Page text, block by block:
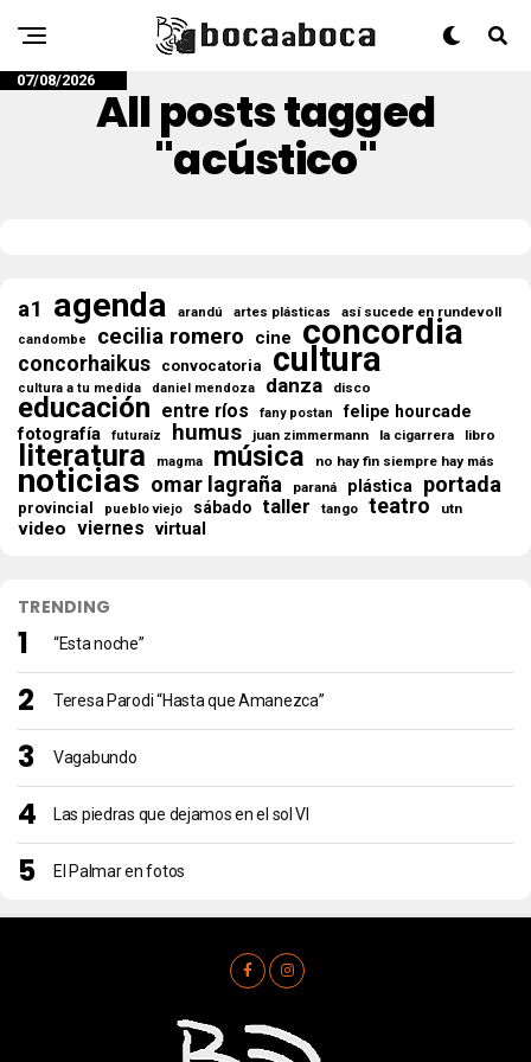
07/08/2026
All posts tagged
"acústico"
a1 agenda arandú artes plásticas así sucede en rundevoll
candombe cecilia romero cine concordia
concorhaikus convocatoria cultura
cultura a tu medida daniel mendoza danza disco
educación entre ríos fany postan felipe hourcade
fotografía futuraíz humus juan zimmermann la cigarrera libro
literatura magma música no hay fin siempre hay más
noticias omar lagraña paraná plástica portada
provincial pueblo viejo sábado taller tango teatro utn
video viernes virtual
TRENDING
“Esta noche”
Teresa Parodi “Hasta que Amanezca”
Vagabundo
Las piedras que dejamos en el sol VI
El Palmar en fotos